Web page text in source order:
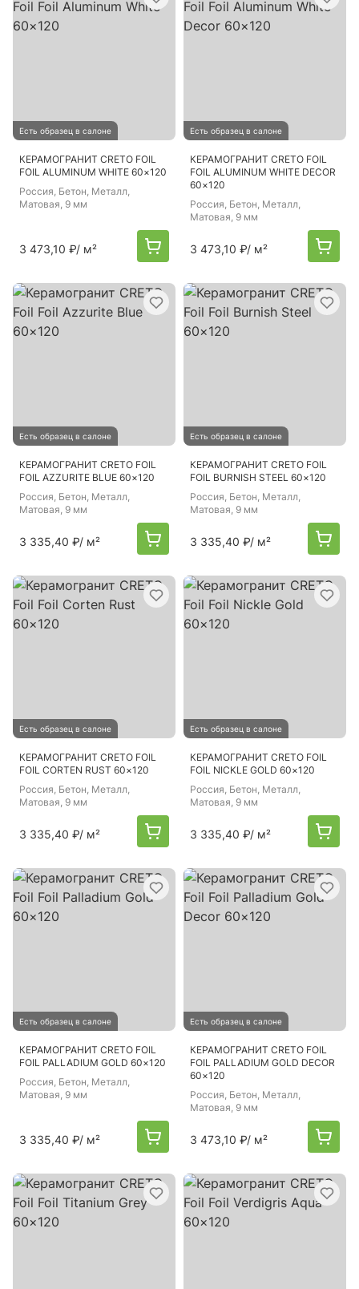
Есть образец в салоне
КЕРАМОГРАНИТ CRETO FOIL
FOIL ALUMINUM WHITE 60×120
Россия, Бетон, Металл,
Матовая, 9 мм
3 473,10 ₽/ м²
Есть образец в салоне
КЕРАМОГРАНИТ CRETO FOIL
FOIL ALUMINUM WHITE DECOR
60×120
Россия, Бетон, Металл,
Матовая, 9 мм
3 473,10 ₽/ м²
Есть образец в салоне
КЕРАМОГРАНИТ CRETO FOIL
FOIL AZZURITE BLUE 60×120
Россия, Бетон, Металл,
Матовая, 9 мм
3 335,40 ₽/ м²
Есть образец в салоне
КЕРАМОГРАНИТ CRETO FOIL
FOIL BURNISH STEEL 60×120
Россия, Бетон, Металл,
Матовая, 9 мм
3 335,40 ₽/ м²
Есть образец в салоне
КЕРАМОГРАНИТ CRETO FOIL
FOIL CORTEN RUST 60×120
Россия, Бетон, Металл,
Матовая, 9 мм
3 335,40 ₽/ м²
Есть образец в салоне
КЕРАМОГРАНИТ CRETO FOIL
FOIL NICKLE GOLD 60×120
Россия, Бетон, Металл,
Матовая, 9 мм
3 335,40 ₽/ м²
Есть образец в салоне
КЕРАМОГРАНИТ CRETO FOIL
FOIL PALLADIUM GOLD 60×120
Россия, Бетон, Металл,
Матовая, 9 мм
3 335,40 ₽/ м²
Есть образец в салоне
КЕРАМОГРАНИТ CRETO FOIL
FOIL PALLADIUM GOLD DECOR
60×120
Россия, Бетон, Металл,
Матовая, 9 мм
3 473,10 ₽/ м²